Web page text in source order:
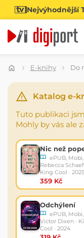
Nejvýhodnější
Kategorie
E-knihy Do
Katalog e-
Tuto publikaci
Mohly by vás ale
Nic než
ePUB, Mobi,
Rebecca
King Cool · 2025
359 Kč
Odchýlení
ePUB, Mobi,
Victor Dixen ·
Cool · 2024